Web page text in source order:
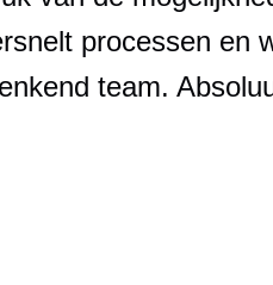
processen en
team.